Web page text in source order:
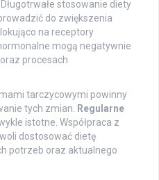
stosowanie diety
do zwiększenia
na receptory
mogą negatywnie
procesach
tarczycowymi powinny
tych zmian. Regularne
istotne. Współpraca z
dostosować dietę
potrzeb oraz aktualnego